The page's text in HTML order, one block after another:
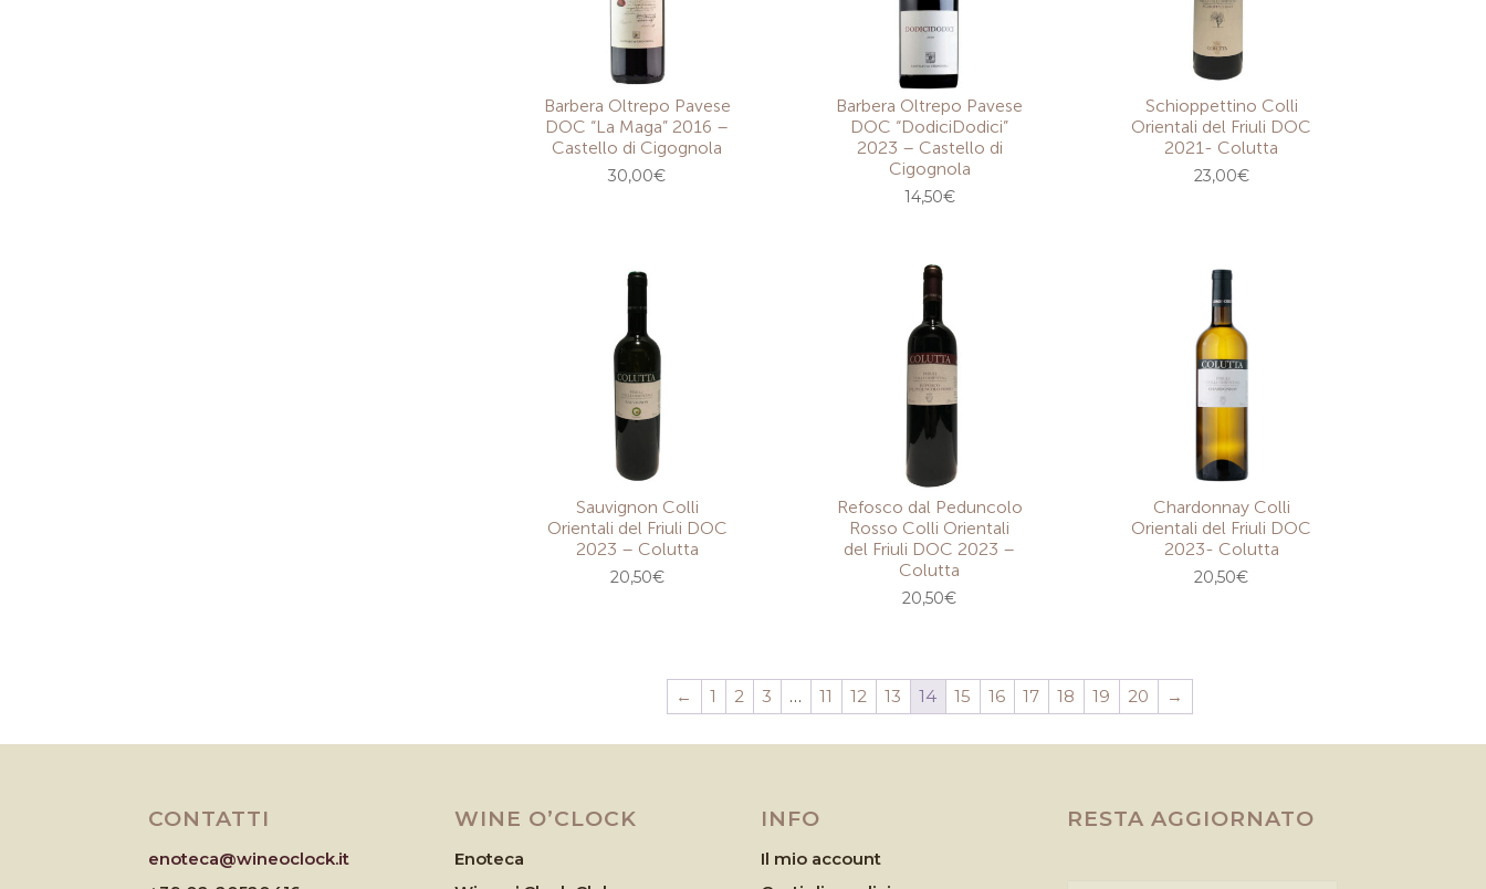
Barbera Oltrepo Pavese
DOC “La Maga” 2016 –
Castello di Cigognola
30,00€
Barbera Oltrepo Pavese
DOC “DodiciDodici”
2023 – Castello di
Cigognola
14,50€
Schioppettino Colli
Orientali del Friuli DOC
2021- Colutta
23,00€
Sauvignon Colli
Orientali del Friuli DOC
2023 – Colutta
20,50€
Refosco dal Peduncolo
Rosso Colli Orientali
del Friuli DOC 2023 –
Colutta
20,50€
Chardonnay Colli
Orientali del Friuli DOC
2023- Colutta
20,50€
← 1 2 3 … 11 12 13 14 15 16 17 18 19 20 →
CONTATTI
enoteca@wineoclock.it
WINE O’CLOCK
Enoteca
INFO
Il mio account
RESTA AGGIORNATO